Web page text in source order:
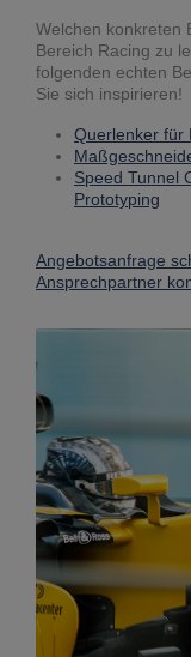
Welchen konkreten
Bereich Racing zu
folgenden echten
Sie sich inspirieren!
Querlenker für
Speed Tunnel
Prototyping
Angebotsanfrage
Ansprechpartner